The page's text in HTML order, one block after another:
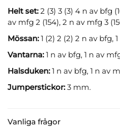
Vanliga frågor
Helt set:2 (3) 3 (3) 4 n av bfg
av mfg 2 (154), 2 n av mfg 3
Mössan:1 (2) 2 (2) 2 n av bfg,
Vantarna:1 n av bfg, 1 n av
Halsduken:1 n av bfg, 1 n av
Jumperstickor:3 mm.